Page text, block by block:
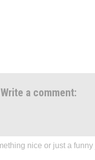
Write a comment: